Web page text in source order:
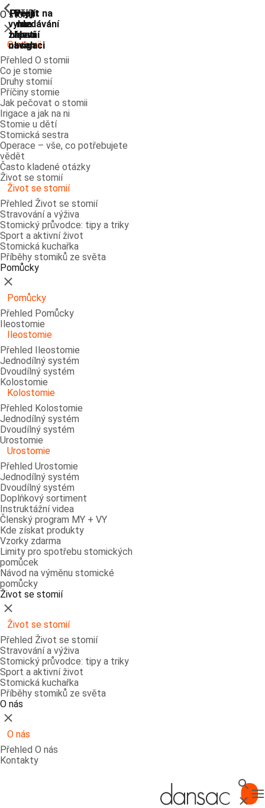
Přejít na
vyhledávání
Přejít
na
hlavní
navigaci
Přejít
na
hlavní
navigaci
Přejít
na
hlavní
obsah
Přejít
na
zápatí
O stomii
ShowPrevious
Zavřít
O stomii
Přehled O stomii
Co je stomie
Druhy stomií
Příčiny stomie
Jak pečovat o stomii
Irigace a jak na ni
Stomie u dětí
Stomická sestra
Operace – vše, co potřebujete
vědět
Často kladené otázky
Život se stomií
ShowPrevious
Život se stomií
Přehled Život se stomií
Stravování a výživa
Stomický průvodce: tipy a triky
Sport a aktivní život
Stomická kuchařka
Příběhy stomiků ze světa
Pomůcky
ShowPrevious
Zavřít
Pomůcky
Přehled Pomůcky
Ileostomie
ShowPrevious
Ileostomie
Přehled Ileostomie
Jednodílný systém
Dvoudílný systém
Kolostomie
ShowPrevious
Kolostomie
Přehled Kolostomie
Jednodílný systém
Dvoudílný systém
Urostomie
ShowPrevious
Urostomie
Přehled Urostomie
Jednodílný systém
Dvoudílný systém
Doplňkový sortiment
Instruktážní videa
Členský program MY + VY
Kde získat produkty
Vzorky zdarma
Limity pro spotřebu stomických
pomůcek
Návod na výměnu stomické
pomůcky
Život se stomií
ShowPrevious
Zavřít
Život se stomií
Přehled Život se stomií
Stravování a výživa
Stomický průvodce: tipy a triky
Sport a aktivní život
Stomická kuchařka
Příběhy stomiků ze světa
O nás
ShowPrevious
Zavřít
O nás
Přehled O nás
Kontakty
Hledat
Zavřít